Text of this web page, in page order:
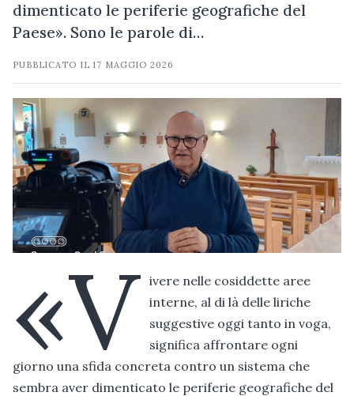
dimenticato le periferie geografiche del
Paese». Sono le parole di…
PUBBLICATO IL17 MAGGIO 2026
«V
ivere nelle cosiddette aree
interne, al di là delle liriche
suggestive oggi tanto in voga,
significa affrontare ogni
giorno una sfida concreta contro un sistema che
sembra aver dimenticato le periferie geografiche del